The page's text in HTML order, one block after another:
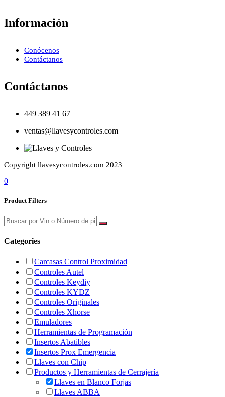
Información
Conócenos
Contáctanos
Contáctanos
449 389 41 67
ventas@llavesycontroles.com
Copyright llavesycontroles.com 2023
0
Product Filters
Categories
Carcasas Control Proximidad
Controles Autel
Controles Keydiy
Controles KYDZ
Controles Originales
Controles Xhorse
Emuladores
Herramientas de Programación
Insertos Abatibles
Insertos Prox Emergencia
Llaves con Chip
Productos y Herramientas de Cerrajería
Llaves en Blanco Forjas
Llaves ABBA